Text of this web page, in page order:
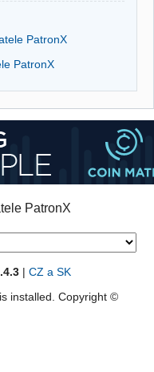
PatronX
PatronX
PatronX
| CZ a SK
installed. Copyright ©